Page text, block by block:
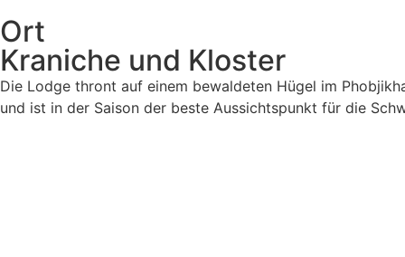
Ort
Kraniche und Kloster
Die Lodge thront auf einem bewaldeten Hügel im
und ist in der Saison der beste Aussichtspunkt für die